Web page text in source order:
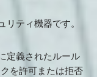
ティ機器です。
定義されたルール
を許可または拒否